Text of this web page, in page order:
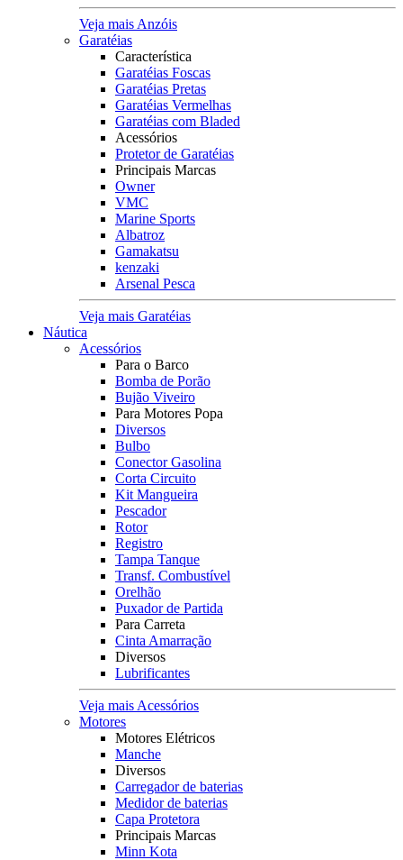
Veja mais Anzóis
Garatéias
Característica
Garatéias Foscas
Garatéias Pretas
Garatéias Vermelhas
Garatéias com Bladed
Acessórios
Protetor de Garatéias
Principais Marcas
Owner
VMC
Marine Sports
Albatroz
Gamakatsu
kenzaki
Arsenal Pesca
Veja mais Garatéias
Náutica
Acessórios
Para o Barco
Bomba de Porão
Bujão Viveiro
Para Motores Popa
Diversos
Bulbo
Conector Gasolina
Corta Circuito
Kit Mangueira
Pescador
Rotor
Registro
Tampa Tanque
Transf. Combustível
Orelhão
Puxador de Partida
Para Carreta
Cinta Amarração
Diversos
Lubrificantes
Veja mais Acessórios
Motores
Motores Elétricos
Manche
Diversos
Carregador de baterias
Medidor de baterias
Capa Protetora
Principais Marcas
Minn Kota